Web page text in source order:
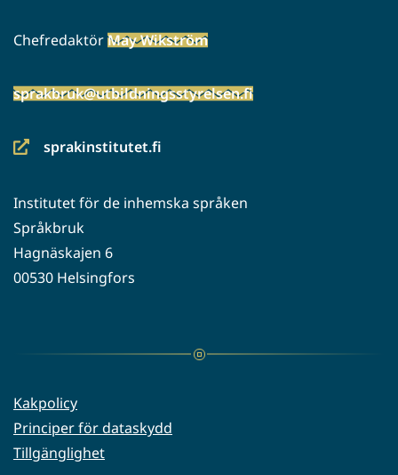
ChefredaktörMay Wikström
sprakbruk@utbildningsstyrelsen.fi
sprakinstitutet.fi
(siirryt
palveluun)
Institutet för de inhemska språken
Språkbruk
Hagnäskajen 6
00530 Helsingfors
Kakpolicy
Principer för dataskydd
Tillgänglighet